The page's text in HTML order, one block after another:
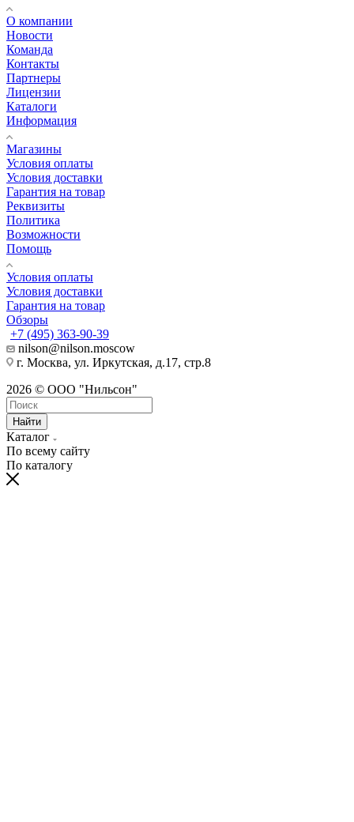
О компании
Новости
Команда
Контакты
Партнеры
Лицензии
Каталоги
Информация
Магазины
Условия оплаты
Условия доставки
Гарантия на товар
Реквизиты
Политика
Возможности
Помощь
Условия оплаты
Условия доставки
Гарантия на товар
Обзоры
+7 (495) 363-90-39
nilson@nilson.moscow
г. Москва, ул. Иркутская, д.17, стр.8
2026 © ООО "Нильсон"
Найти
Каталог
По всему сайту
По каталогу